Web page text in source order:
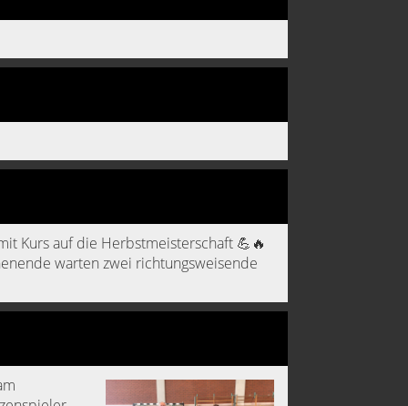
Kurs auf die Herbstmeisterschaft 💪🔥
warten zwei richtungsweisende